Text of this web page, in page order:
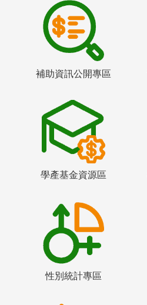
補助資訊公開專區
學產基金資源區
性別統計專區